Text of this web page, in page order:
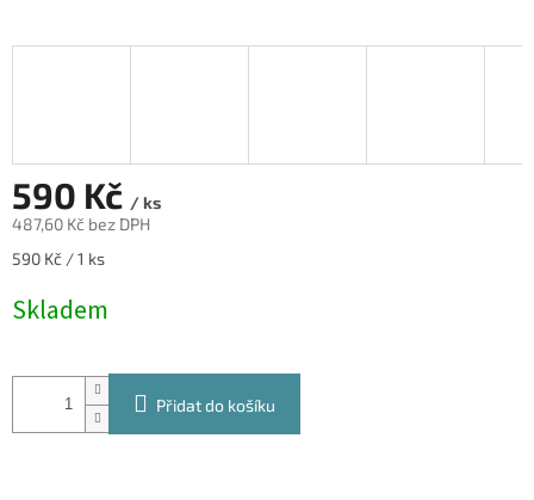
590 Kč / ks
487,60 Kč bez DPH
Měrná
590 Kč / 1 ks
Skladem
Přidat do košíku